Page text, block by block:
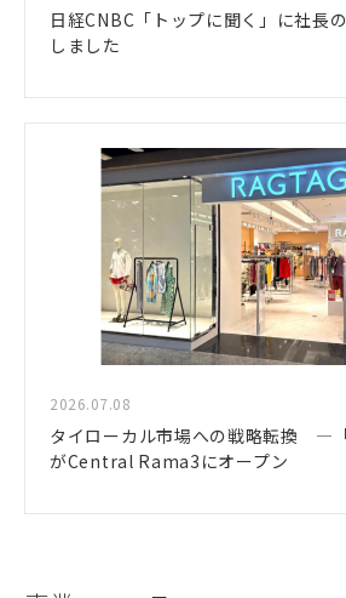
日経CNBC「トップに聞く」に社長
しました
2026.07.08
タイローカル市場への戦略転換 ―
がCentral Rama3にオープン